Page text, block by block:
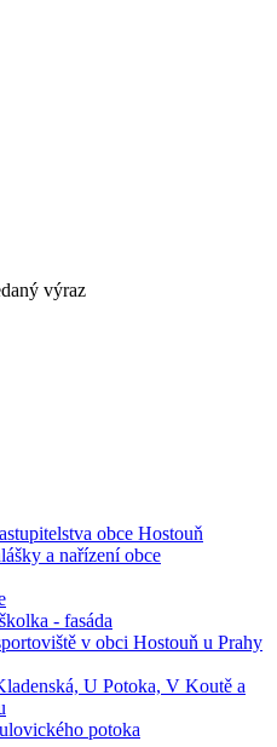
výraz
obce Hostouň
a nařízení obce
- fasáda
v obci Hostouň u Prahy
U Potoka, V Koutě a
potoka